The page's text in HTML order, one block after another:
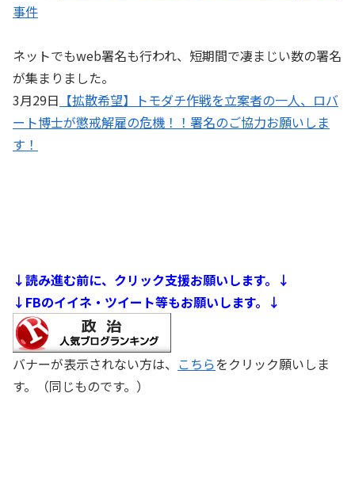
事件
ネットでもweb署名も行われ、短期間で凄まじい数の署名
が集まりました。
3月29日 【拡散希望】トモダチ作戦を立案者の一人、ロバ
ート博士が懲戒解雇の危機！！署名のご協力お願いしま
す！
↓読み進む前に、クリック支援お願いします。↓
↓FBのイイネ・ツイート等もお願いします。↓
バナーが表示されない方は、 こちらをクリック願いしま
す。（同じものです。）